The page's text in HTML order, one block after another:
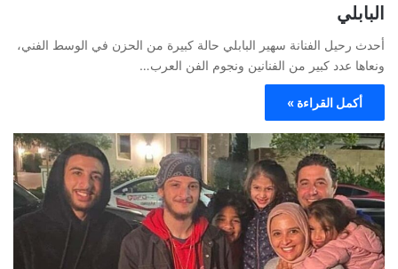
البابلي
أحدث رحيل الفنانة سهير البابلي حالة كبيرة من الحزن في الوسط الفني،
ونعاها عدد كبير من الفنانين ونجوم الفن العرب…
أكمل القراءة »